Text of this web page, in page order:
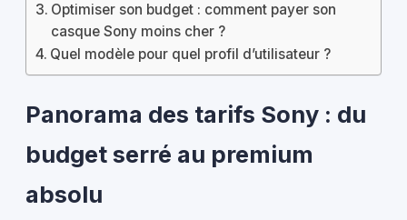
Optimiser son budget : comment payer son
casque Sony moins cher ?
Quel modèle pour quel profil d’utilisateur ?
Panorama des tarifs Sony : du
budget serré au premium
absolu